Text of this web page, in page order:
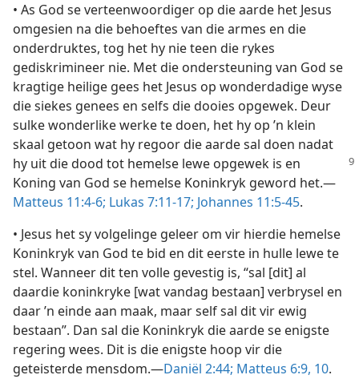
• As God se verteenwoordiger op die aarde het Jesus
omgesien na die behoeftes van die armes en die
onderdruktes, tog het hy nie teen die rykes
gediskrimineer nie. Met die ondersteuning van God se
kragtige heilige gees het Jesus op wonderdadige wyse
die siekes genees en selfs die dooies opgewek. Deur
sulke wonderlike werke te doen, het hy op ’n klein
skaal getoon wat hy regoor die aarde sal doen nadat
hy uit die dood tot hemelse lewe opgewek is en
Koning van God se hemelse Koninkryk geword het.—
Matteus 11:4-6; Lukas 7:11-17; Johannes 11:5-45.
• Jesus het sy volgelinge geleer om vir hierdie hemelse
Koninkryk van God te bid en dit eerste in hulle lewe te
stel. Wanneer dit ten volle gevestig is, “sal [dit] al
daardie koninkryke [wat vandag bestaan] verbrysel en
daar ’n einde aan maak, maar self sal dit vir ewig
bestaan”. Dan sal die Koninkryk die aarde se enigste
regering wees. Dit is die enigste hoop vir die
geteisterde mensdom.—Daniël 2:44; Matteus 6:9, 10.